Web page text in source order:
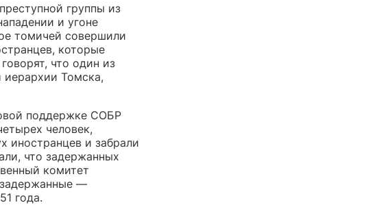
группы из
и угоне
томичей совершили
которые
что один из
Томска,
поддержке СОБР
человек,
иностранцев и забрали
что задержанных
комитет
задержанные —
года.